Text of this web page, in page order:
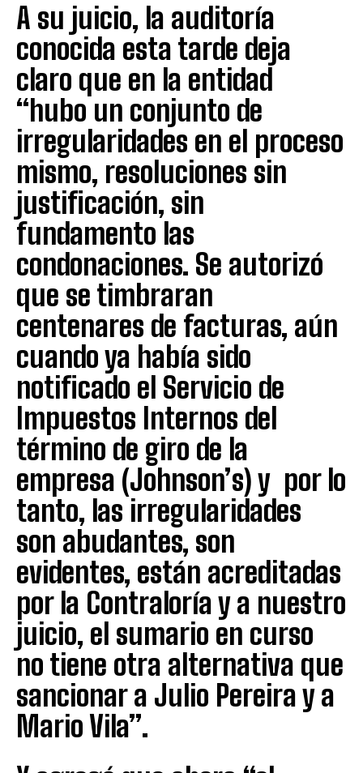
A su juicio, la auditoría
conocida esta tarde deja
claro que en la entidad
“hubo un conjunto de
irregularidades en el proceso
mismo, resoluciones sin
justificación, sin
fundamento las
condonaciones. Se autorizó
que se timbraran
centenares de facturas, aún
cuando ya había sido
notificado el Servicio de
Impuestos Internos del
término de giro de la
empresa (Johnson’s) y por lo
tanto, las irregularidades
son abudantes, son
evidentes, están acreditadas
por la Contraloría y a nuestro
juicio, el sumario en curso
no tiene otra alternativa que
sancionar a Julio Pereira y a
Mario Vila”.